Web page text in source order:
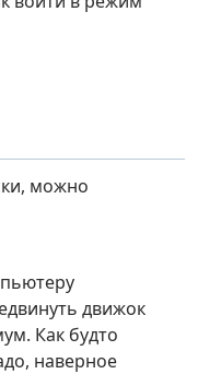
можно
движок
Как будто
наверное